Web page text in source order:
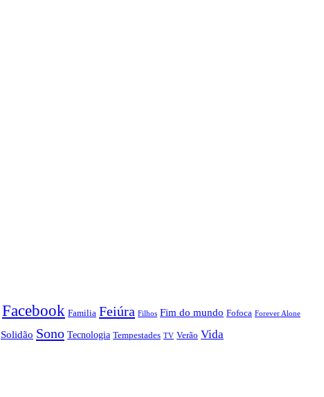
Facebook Familia Feiúra Filhos Fim do mundo Fofoca Forever Alone
Solidão Sono Tecnologia Tempestades TV Verão Vida